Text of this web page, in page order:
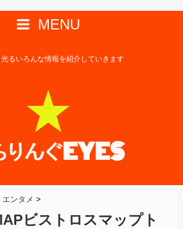
MENU
るいろんな情報を紹介していきます
ンタメ >
ビストロスマップト